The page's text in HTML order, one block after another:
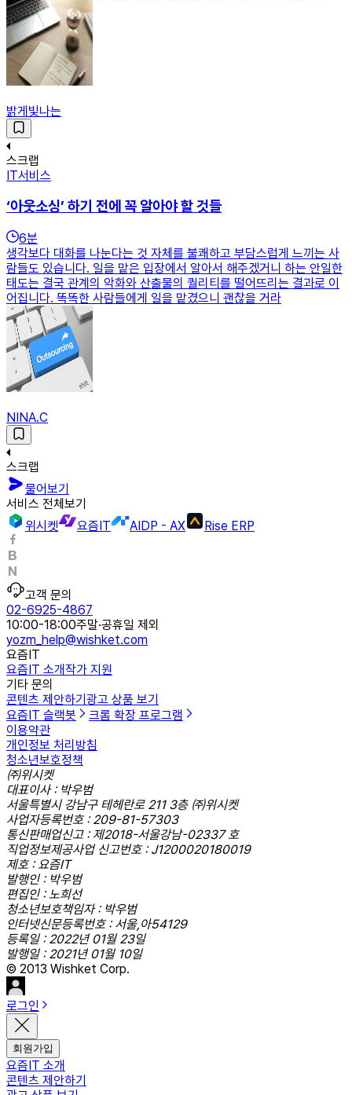
밝게빛나는
스크랩
IT서비스
‘아웃소싱’ 하기 전에 꼭 알아야 할 것들
6분
생각보다 대화를 나눈다는 것 자체를 불쾌하고 부담스럽게 느끼는 사
람들도 있습니다. 일을 맡은 입장에서 알아서 해주겠거니 하는 안일한
태도는 결국 관계의 악화와 산출물의 퀄리티를 떨어뜨리는 결과로 이
어집니다. 똑똑한 사람들에게 일을 맡겼으니 괜찮을 거라
NINA.C
스크랩
물어보기
서비스 전체보기
위시켓
요즘IT AIDP - AX Rise ERP
고객 문의
02-6925-4867
10:00-18:00주말·공휴일 제외
yozm_help@wishket.com
요즘IT
요즘IT 소개작가 지원
기타 문의
콘텐츠 제안하기 광고 상품 보기
요즘IT 슬랙봇
크롬 확장 프로그램
이용약관
개인정보 처리방침
청소년보호정책
㈜위시켓
대표이사 : 박우범
서울특별시 강남구 테헤란로 211 3층 ㈜위시켓
사업자등록번호 : 209-81-57303
통신판매업신고 : 제2018-서울강남-02337 호
직업정보제공사업 신고번호 : J1200020180019
제호 : 요즘IT
발행인 : 박우범
편집인 : 노희선
청소년보호책임자 : 박우범
인터넷신문등록번호 : 서울,아54129
등록일 : 2022년 01월 23일
발행일 : 2021년 01월 10일
© 2013 Wishket Corp.
로그인
회원가입
요즘IT 소개
콘텐츠 제안하기